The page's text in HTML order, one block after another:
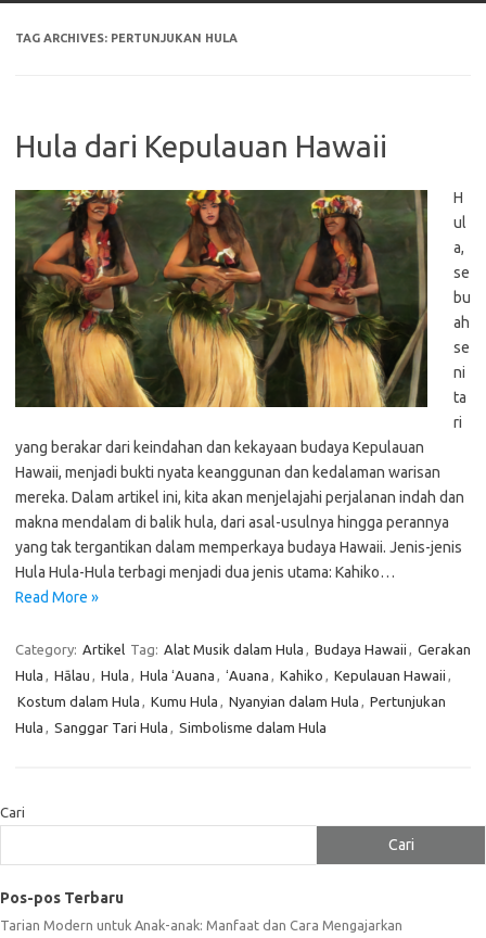
TAG ARCHIVES: PERTUNJUKAN HULA
Hula dari Kepulauan Hawaii
H
ul
a,
se
bu
ah
se
ni
ta
ri
yang berakar dari keindahan dan kekayaan budaya Kepulauan
Hawaii, menjadi bukti nyata keanggunan dan kedalaman warisan
mereka. Dalam artikel ini, kita akan menjelajahi perjalanan indah dan
makna mendalam di balik hula, dari asal-usulnya hingga perannya
yang tak tergantikan dalam memperkaya budaya Hawaii. Jenis-jenis
Hula Hula-Hula terbagi menjadi dua jenis utama: Kahiko…
Read More »
Category: Artikel Tag: Alat Musik dalam Hula , Budaya Hawaii , Gerakan
Hula , Hālau , Hula , Hula ʻAuana , ʻAuana , Kahiko , Kepulauan Hawaii ,
Kostum dalam Hula , Kumu Hula , Nyanyian dalam Hula , Pertunjukan
Hula , Sanggar Tari Hula , Simbolisme dalam Hula
Cari
Cari
Pos-pos Terbaru
Tarian Modern untuk Anak-anak: Manfaat dan Cara Mengajarkan